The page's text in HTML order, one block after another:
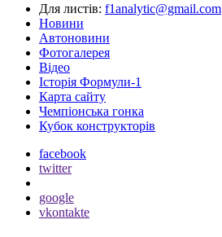
Для листів: f1analytic@gmail.com
Новини
Автоновини
Фотогалерея
Відео
Історія Формули-1
Карта сайту
Чемпіонська гонка
Кубок конструкторів
facebook
twitter
google
vkontakte